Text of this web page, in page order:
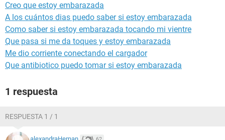
Creo que estoy embarazada
A los cuántos dias puedo saber si estoy embarazada
Como saber si estoy embarazada tocando mi vientre
Que pasa si me da toques y estoy embarazada
Me dio corriente conectando el cargador
Que antibiotico puedo tomar si estoy embarazada
1 respuesta
RESPUESTA 1 / 1